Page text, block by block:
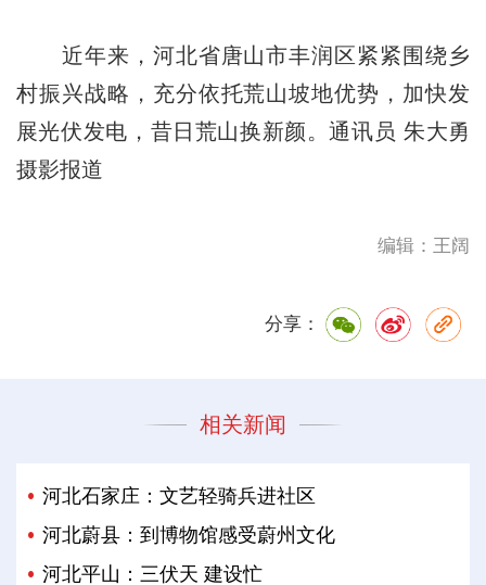
近年来，河北省唐山市丰润区紧紧围绕乡
村振兴战略，充分依托荒山坡地优势，加快发
展光伏发电，昔日荒山换新颜。通讯员 朱大勇
摄影报道
编辑：王阔
分享：
相关新闻
河北石家庄：文艺轻骑兵进社区
河北蔚县：到博物馆感受蔚州文化
河北平山：三伏天 建设忙